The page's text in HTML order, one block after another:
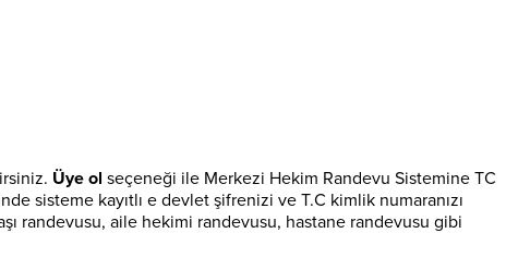
Üye ol seçeneği ile Merkezi Hekim Randevu Sistemine TC
sisteme kayıtlı e devlet şifrenizi ve T.C kimlik numaranızı
randevusu, aile hekimi randevusu, hastane randevusu gibi